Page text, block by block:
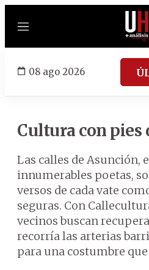
Menú
08 ago 2026
Cultura con pies
Las calles de Asunción,
innumerables poetas,
versos de cada vate
seguras. Con
vecinos buscan
recorría las arterias
para una costumbre